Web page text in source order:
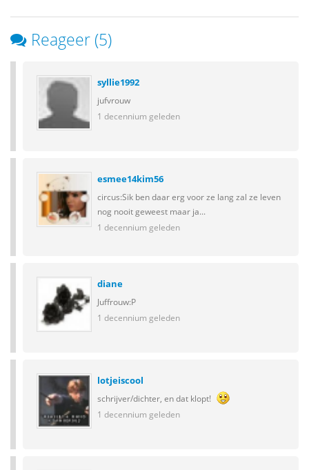
Reageer (5)
syllie1992
jufvrouw
1 decennium geleden
esmee14kim56
circus:Sik ben daar erg voor ze lang zal ze leven
nog nooit geweest maar ja...
1 decennium geleden
diane
Juffrouw:P
1 decennium geleden
lotjeiscool
schrijver/dichter, en dat klopt!
1 decennium geleden